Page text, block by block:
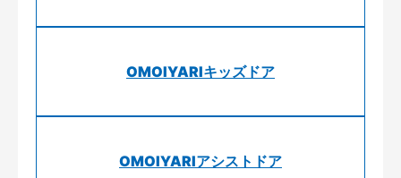
OMOIYARIキッズドア
OMOIYARIアシストドア